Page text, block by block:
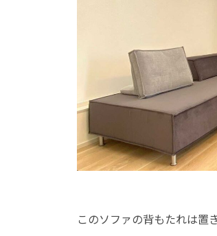
このソファの背もたれは置